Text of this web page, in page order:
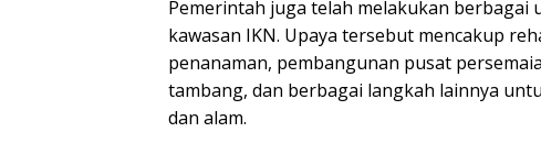
Pemerintah juga telah melakukan
kawasan IKN. Upaya tersebut mencakup
penanaman, pembangunan pusat
tambang, dan berbagai langkah lainnya
dan alam.